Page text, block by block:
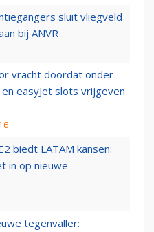
sluit vliegveld
bij ANVR
vracht doordat onder
easyJet slots vrijgeven
biedt LATAM kansen:
in op nieuwe
tegenvaller: